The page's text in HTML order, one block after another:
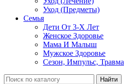
Уход (Предметы)
Семья
Дети От 3-Х Лет
Женское Здоровье
Мама И Малыш
Мужское Здоровье
Сезон, Импульс, Травма
Найти